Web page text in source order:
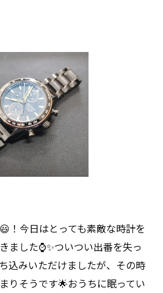
！今日はとっても素敵な時計を
ました⌚️✨ついつい出番を失っ
込みいただけましたが、その時
りそうです🌟おうちに眠ってい